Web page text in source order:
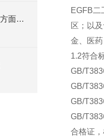
防爆接线箱与配电箱有哪些方面区别
EGFB二
区；以
金、医
1.2符合
GB/
GB/
GB/
GB/
合格证